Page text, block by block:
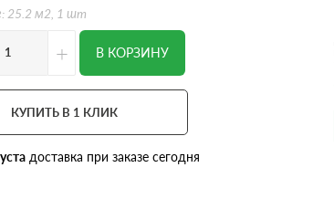
25.2 м2, 1 шт
+ В КОРЗИНУ
КУПИТЬ В 1 КЛИК
доставка при заказе сегодня